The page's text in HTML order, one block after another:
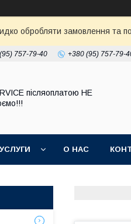
обробляти замовлення та
757-79-40 +380 (95) 757-79-
пiсляоплатою НЕ
О НАС